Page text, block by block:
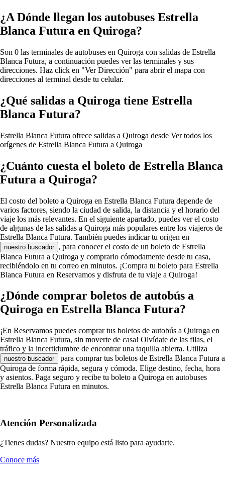
¿A Dónde llegan los autobuses Estrella
Blanca Futura en Quiroga?
Son 0 las terminales de autobuses en Quiroga con salidas de Estrella
Blanca Futura, a continuación puedes ver las terminales y sus
direcciones. Haz click en "Ver Dirección" para abrir el mapa con
direcciones al terminal desde tu celular.
¿Qué salidas a Quiroga tiene Estrella
Blanca Futura?
Estrella Blanca Futura ofrece salidas a Quiroga desde Ver todos los
orígenes de Estrella Blanca Futura a Quiroga
¿Cuánto cuesta el boleto de Estrella Blanca
Futura a Quiroga?
El costo del boleto a Quiroga en Estrella Blanca Futura depende de
varios factores, siendo la ciudad de salida, la distancia y el horario del
viaje los más relevantes. En el siguiente apartado, puedes ver el costo
de algunas de las salidas a Quiroga más populares entre los viajeros de
Estrella Blanca Futura. También puedes indicar tu origen en
nuestro buscador , para conocer el costo de un boleto de Estrella
Blanca Futura a Quiroga y comprarlo cómodamente desde tu casa,
recibiéndolo en tu correo en minutos. ¡Compra tu boleto para Estrella
Blanca Futura en Reservamos y disfruta de tu viaje a Quiroga!
¿Dónde comprar boletos de autobús a
Quiroga en Estrella Blanca Futura?
¡En Reservamos puedes comprar tus boletos de autobús a Quiroga en
Estrella Blanca Futura, sin moverte de casa! Olvídate de las filas, el
tráfico y la incertidumbre de encontrar una taquilla abierta. Utiliza
nuestro buscador
para comprar tus boletos de Estrella Blanca Futura a
Quiroga de forma rápida, segura y cómoda. Elige destino, fecha, hora
y asientos. Paga seguro y recibe tu boleto a Quiroga en autobuses
Estrella Blanca Futura en minutos.
Atención Personalizada
¿Tienes dudas? Nuestro equipo está listo para ayudarte.
Conoce más